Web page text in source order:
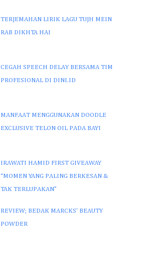
TERJEMAHAN LIRIK LAGU TUJH MEIN
RAB DIKHTA HAI
CEGAH SPEECH DELAY BERSAMA TIM
PROFESIONAL DI DINI.ID
MANFAAT MENGGUNAKAN DOODLE
EXCLUSIVE TELON OIL PADA BAYI
IRAWATI HAMID FIRST GIVEAWAY
“MOMEN YANG PALING BERKESAN &
TAK TERLUPAKAN”
REVIEW; BEDAK MARCKS' BEAUTY
POWDER